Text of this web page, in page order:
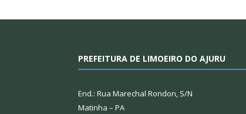
PREFEITURA DE LIMOEIRO DO AJURU
End.: Rua Marechal Rondon, S/N
Matinha – PA